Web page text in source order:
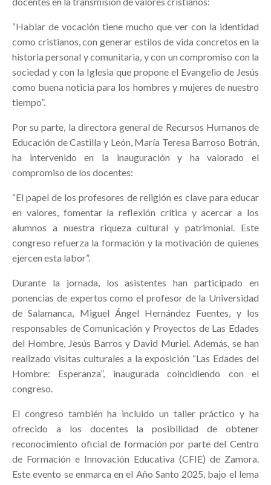
“Hablar de vocación tiene mucho que ver con la identidad
como cristianos, con generar estilos de vida concretos en la
historia personal y comunitaria, y con un compromiso con la
sociedad y con la Iglesia que propone el Evangelio de Jesús
como buena noticia para los hombres y mujeres de nuestro
tiempo”.
Por su parte, la directora general de Recursos Humanos de
Educación de Castilla y León, María Teresa Barroso Botrán,
ha intervenido en la inauguración y ha valorado el
compromiso de los docentes:
“El papel de los profesores de religión es clave para educar
en valores, fomentar la reflexión crítica y acercar a los
alumnos a nuestra riqueza cultural y patrimonial. Este
congreso refuerza la formación y la motivación de quienes
ejercen esta labor”.
Durante la jornada, los asistentes han participado en
ponencias de expertos como el profesor de la Universidad
de Salamanca, Miguel Ángel Hernández Fuentes, y los
responsables de Comunicación y Proyectos de Las Edades
del Hombre, Jesús Barros y David Muriel. Además, se han
realizado visitas culturales a la exposición “Las Edades del
Hombre: Esperanza”, inaugurada coincidiendo con el
congreso.
El congreso también ha incluido un taller práctico y ha
ofrecido a los docentes la posibilidad de obtener
reconocimiento oficial de formación por parte del Centro
de Formación e Innovación Educativa (CFIE) de Zamora.
Este evento se enmarca en el Año Santo 2025, bajo el lema